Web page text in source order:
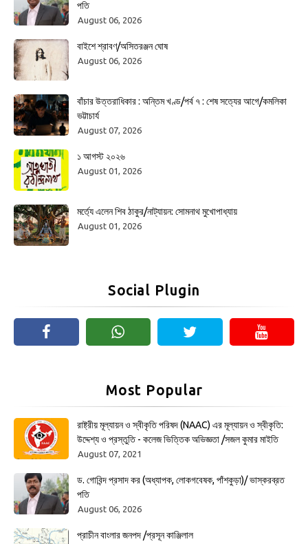
পতি
August 06, 2026
বাইশে শ্রাবণ/অসিতরঞ্জন ঘোষ
August 06, 2026
বাঁচার উত্তরাধিকার : অন্তিম খণ্ড/পর্ব ৭ : শেষ সত্যের আগে/কমলিকা
ভট্টাচার্য
August 07, 2026
১ আগস্ট ২০২৬
August 01, 2026
মর্ত্যে এলেন শিব ঠাকুর/নাট্যায়ন: সোমনাথ মুখোপাধ্যায়
August 01, 2026
Social Plugin
Most Popular
রাষ্ট্রীয় মূল্যায়ন ও স্বীকৃতি পরিষদ (NAAC) এর মূল্যায়ন ও স্বীকৃতি:
উদ্দেশ্য ও প্রস্তুতি - কলেজ ভিত্তিক অভিজ্ঞতা /সজল কুমার মাইতি
August 07, 2021
ড. গোবিন্দ প্রসাদ কর (অধ্যাপক, লোকগবেষক, পাঁশকুড়া)/ ভাস্করব্রত
পতি
August 06, 2026
প্রাচীন বাংলার জনপদ /প্রসূন কাঞ্জিলাল